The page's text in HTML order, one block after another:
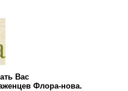
Вас
Флора-нова.